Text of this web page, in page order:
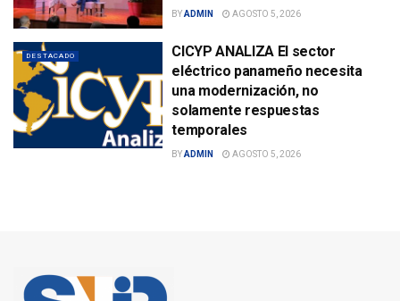
BYADMIN AGOSTO 5, 2026
DESTACADO
CICYP ANALIZA El sector
eléctrico panameño necesita
una modernización, no
solamente respuestas
temporales
BYADMIN AGOSTO 5, 2026